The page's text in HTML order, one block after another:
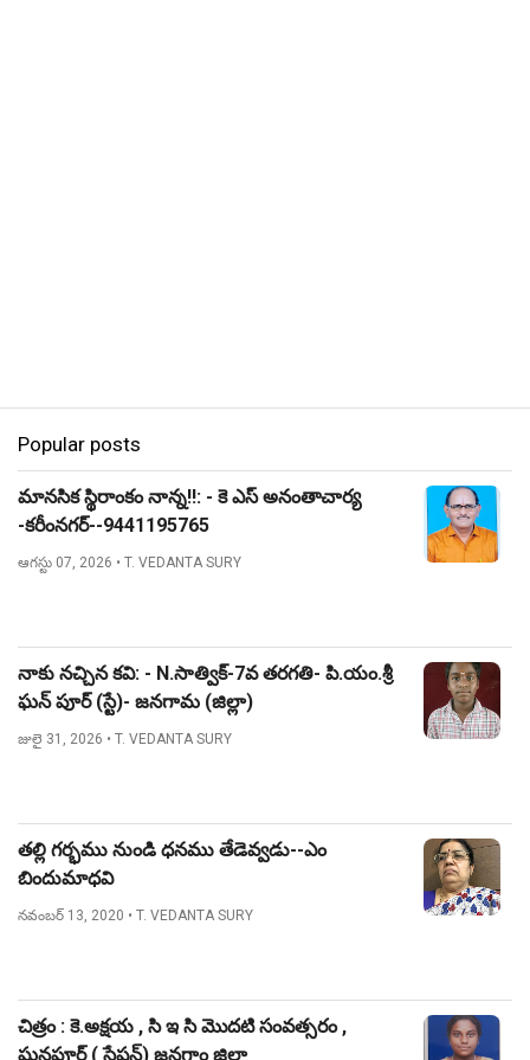
Popular posts
మానసిక స్థిరాంకం నాన్న!!: - కె ఎస్ అనంతాచార్య
-కరీంనగర్--9441195765
ఆగస్టు 07, 2026 • T. VEDANTA SURY
నాకు నచ్చిన కవి: - N.సాత్విక్-7వ తరగతి- పి.యం.శ్రీ
ఘన్ పూర్ (స్టే)- జనగామ (జిల్లా)
జులై 31, 2026 • T. VEDANTA SURY
తల్లి గర్భము నుండి ధనము తేడెవ్వడు--ఎం
బిందుమాధవి
నవంబర్ 13, 2020 • T. VEDANTA SURY
చిత్రం : కె.అక్షయ , సి ఇ సి మొదటి సంవత్సరం ,
ఘనపూర్ ( స్టేషన్) జనగాం జిల్లా